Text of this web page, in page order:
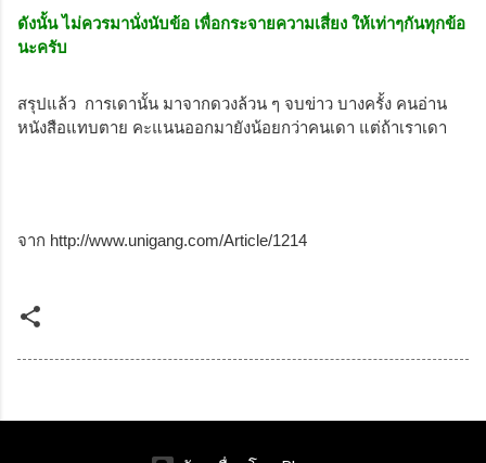
ดังนั้น ไม่ควรมานั่งนับข้อ เพื่อกระจายความเสี่ยง ให้เท่าๆกันทุกข้อ
นะครับ
สรุปแล้ว การเดานั้น มาจากดวงล้วน ๆ จบข่าว บางครั้ง คนอ่าน
หนังสือแทบตาย คะแนนออกมายังน้อยกว่าคนเดา แต่ถ้าเราเดา
จาก http://www.unigang.com/Article/1214